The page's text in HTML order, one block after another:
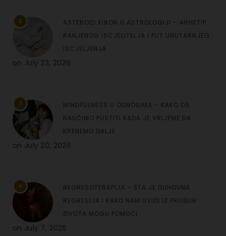
2
ASTEROID KIRON U ASTROLOGIJI – ARHETIP
RANJENOG ISCJELITELJA I PUT UNUTARNJEG
ISCJELJENJA
on July 23, 2026
3
MINDFULNESS U ODNOSIMA – KAKO DA
NAUČIMO PUSTITI KADA JE VRIJEME DA
KRENEMO DALJE
on July 20, 2026
4
REGRESOTERAPIJA – ŠTA JE DUHOVNA
REGRESIJA I KAKO NAM UVIDI IZ PROŠLIH
ŽIVOTA MOGU POMOĆI
on July 7, 2026